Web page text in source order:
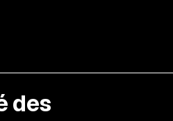
des